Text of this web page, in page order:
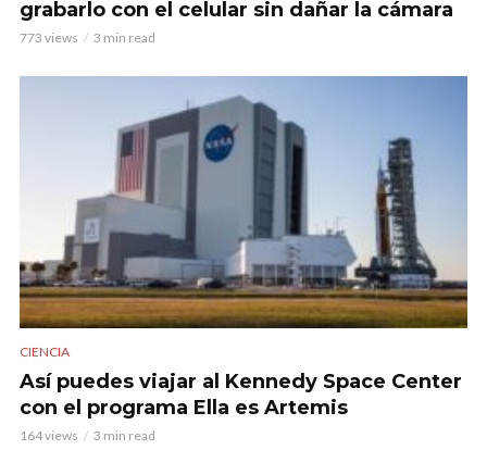
grabarlo con el celular sin dañar la cámara
773 views 3 min read
CIENCIA
Así puedes viajar al Kennedy Space Center
con el programa Ella es Artemis
164 views 3 min read